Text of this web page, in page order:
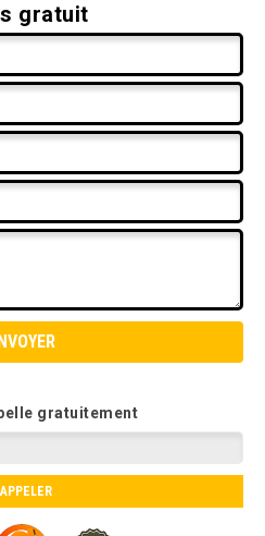
gratuit
gratuitement